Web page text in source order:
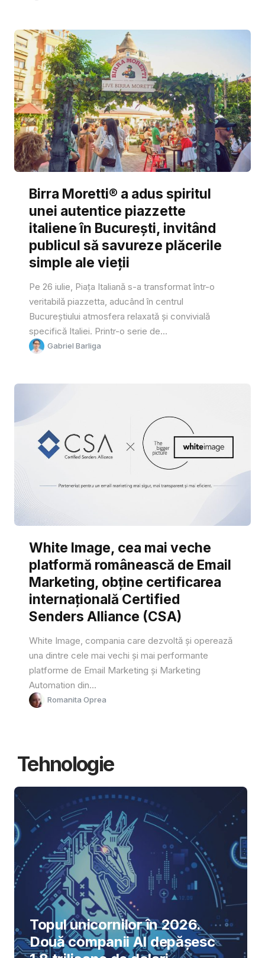
Birra Moretti® a adus spiritul
unei autentice piazzette
italiene în București, invitând
publicul să savureze plăcerile
simple ale vieții
Pe 26 iulie, Piața Italiană s-a transformat într-o
veritabilă piazzetta, aducând în centrul
Bucureștiului atmosfera relaxată și convivială
specifică Italiei. Printr-o serie de...
Gabriel Barliga
White Image, cea mai veche
platformă românească de Email
Marketing, obține certificarea
internațională Certified
Senders Alliance (CSA)
White Image, compania care dezvoltă și operează
una dintre cele mai vechi și mai performante
platforme de Email Marketing și Marketing
Automation din...
Romanita Oprea
Tehnologie
Topul unicornilor în 2026.
Două companii AI depășesc